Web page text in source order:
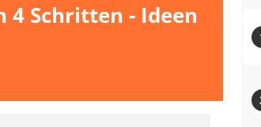
Schritten - Ideen